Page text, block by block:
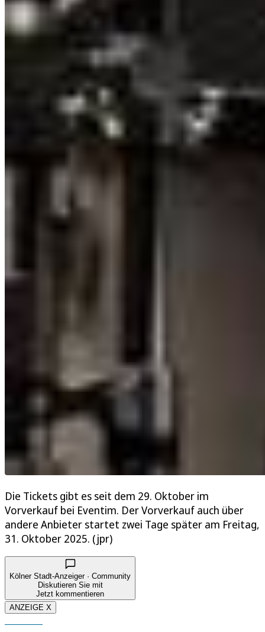
Die Tickets gibt es seit dem 29. Oktober im
Vorverkauf bei Eventim. Der Vorverkauf auch über
andere Anbieter startet zwei Tage später am Freitag,
31. Oktober 2025. (jpr)
Kölner Stadt-Anzeiger · Community
Diskutieren Sie mit
Jetzt kommentieren
ANZEIGE X